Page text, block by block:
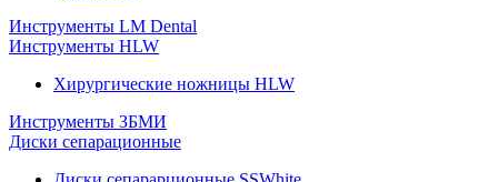
Инструменты LM Dental
Инструменты HLW
Хирургические ножницы HLW
Инструменты ЗБМИ
Диски сепарационные